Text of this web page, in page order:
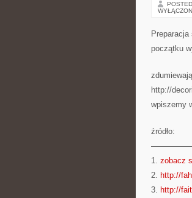
początku
http://
wpiszemy
źródło:
1. zobacz
2. http://
3. http://